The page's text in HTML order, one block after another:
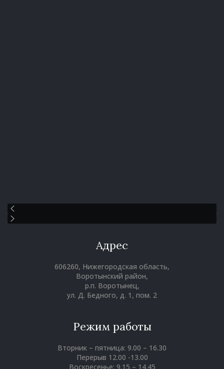
Адрес
606260, Нижегородская область,
Воротынский район,
р.п. Воротынец,
ул. Д. Бедного, д. 1, пом. 2
Режим работы
Вторник – пятница: 9.00 – 16.30
Перерыв 12.00 -13.00
Воскресенье: 9.15 – 14.45